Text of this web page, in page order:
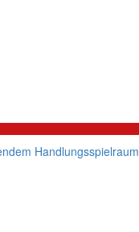
Handlungsspielraum